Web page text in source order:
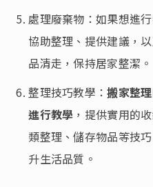
處理廢棄物：如果想進
協助整理、提供建議，
品清走，保持居家整潔。
整理技巧教學：搬家整
進行教學 ，提供實用的
類整理、儲存物品等技
升生活品質。